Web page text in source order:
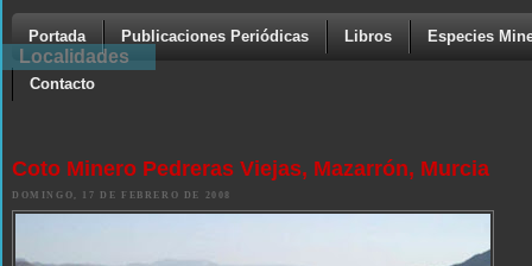
Portada Publicaciones Periódicas Libros Especies
Contacto
Coto Minero Pedreras Viejas, Mazarrón, Murcia
DOMINGO, 17 DE FEBRERO DE 2008
Localidades